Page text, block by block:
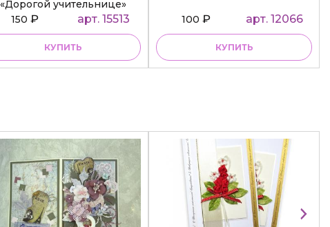
«Дорогой учительнице»
150₽ арт. 15513
КУПИТЬ
100₽ арт. 12066
КУПИТЬ